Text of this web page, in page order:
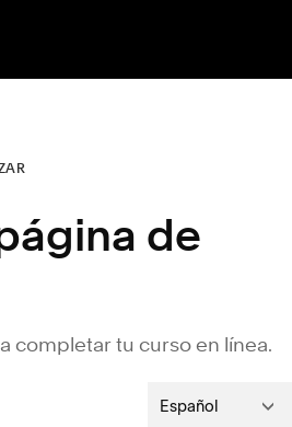
de
completar tu curso en línea.
Español